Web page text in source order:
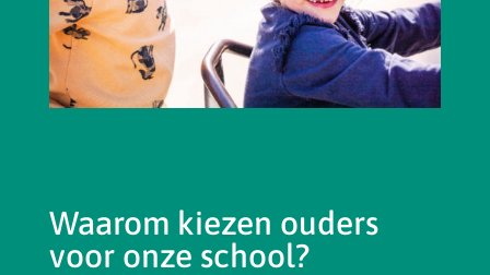
Waarom kiezen ouders
voor onze school?